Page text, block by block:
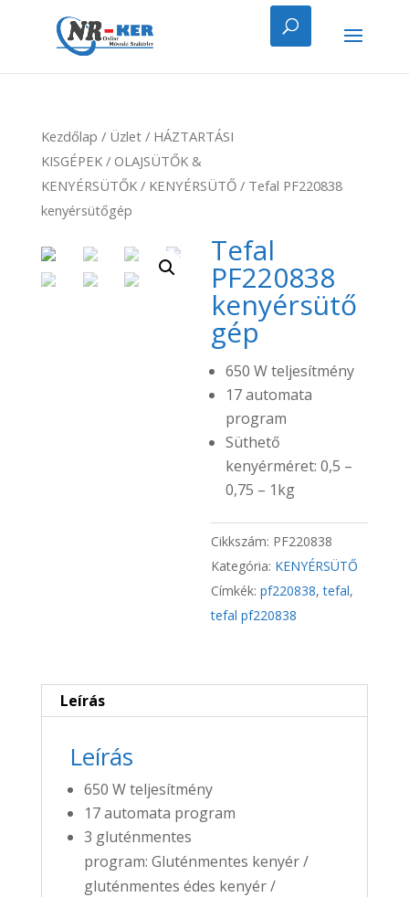
Kezdőlap / Üzlet/ HÁZTARTÁSI
KISGÉPEK/ OLAJSÜTŐK &
KENYÉRSÜTŐK/ KENYÉRSÜTŐ/ Tefal PF220838
kenyérsütőgép
Tefal
PF220838
kenyérsütő
gép
650 W teljesítmény
17 automata
program
Süthető
kenyérméret: 0,5 –
0,75 – 1kg
Cikkszám: PF220838
Kategória: KENYÉRSÜTŐ
Címkék:pf220838,tefal,
tefal pf220838
Leírás
Leírás
650 W teljesítmény
17 automata program
3 gluténmentes
program: Gluténmentes kenyér /
gluténmentes édes kenyér /